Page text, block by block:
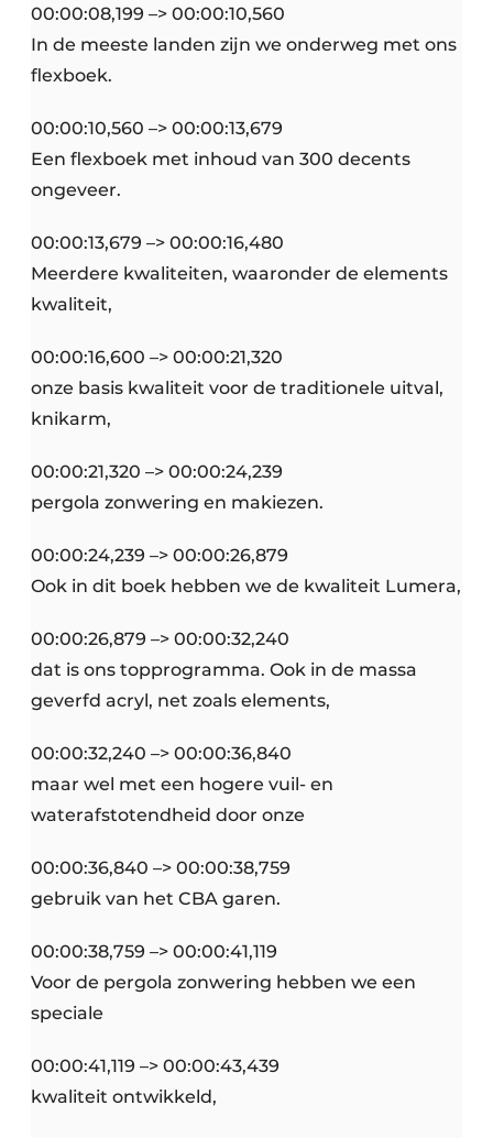
00:00:08,199 –> 00:00:10,560
In de meeste landen zijn we onderweg met ons
flexboek.
00:00:10,560 –> 00:00:13,679
Een flexboek met inhoud van 300 decents
ongeveer.
00:00:13,679 –> 00:00:16,480
Meerdere kwaliteiten, waaronder de elements
kwaliteit,
00:00:16,600 –> 00:00:21,320
onze basis kwaliteit voor de traditionele uitval,
knikarm,
00:00:21,320 –> 00:00:24,239
pergola zonwering en makiezen.
00:00:24,239 –> 00:00:26,879
Ook in dit boek hebben we de kwaliteit Lumera,
00:00:26,879 –> 00:00:32,240
dat is ons topprogramma. Ook in de massa
geverfd acryl, net zoals elements,
00:00:32,240 –> 00:00:36,840
maar wel met een hogere vuil- en
waterafstotendheid door onze
00:00:36,840 –> 00:00:38,759
gebruik van het CBA garen.
00:00:38,759 –> 00:00:41,119
Voor de pergola zonwering hebben we een
speciale
00:00:41,119 –> 00:00:43,439
kwaliteit ontwikkeld,